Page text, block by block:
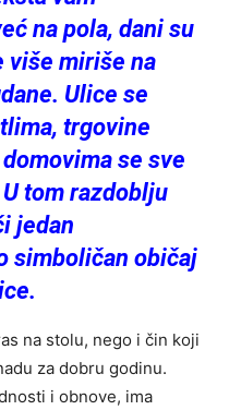
na pola, dani su
više miriše na
Ulice se
trgovine
se sve
tom razdoblju
jedan
simboličan običaj
na stolu, nego i čin koji
za dobru godinu.
i obnove, ima